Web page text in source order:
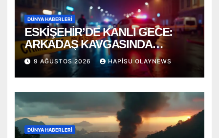
DÜNYA HABERLERI
ESKİŞEHİR’DE KANLI GECE:
ARKADAŞ KAVGASINDA
BIÇAKLAR KONUŞTU!
9 AĞUSTOS 2026 HAPISU OLAYNEWS
DÜNYA HABERLERI